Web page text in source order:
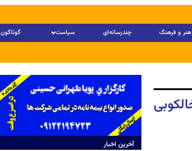
هنر و فرهنگ چندرسانه‌ای سیاست گوناگون
آخرین اخبار